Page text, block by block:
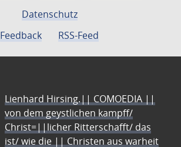
Datenschutz
Feedback
RSS-Feed
Lienhard Hirsing.|| COMOEDIA ||
von dem geystlichen kampff/
Christ=||licher Ritterschafft/ das
ist/ wie die || Christen aus warheit